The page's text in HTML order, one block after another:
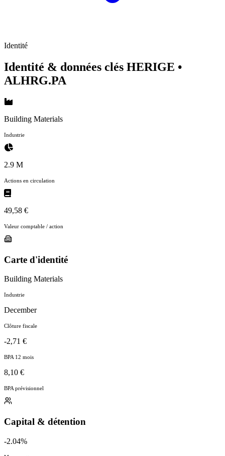
Identité
Identité & données clés HERIGE •
ALHRG.PA
Building Materials
Industrie
2.9 M
Actions en circulation
49,58 €
Valeur comptable / action
Carte d'identité
Building Materials
Industrie
December
Clôture fiscale
-2,71 €
BPA 12 mois
8,10 €
BPA prévisionnel
Capital & détention
-2.04%